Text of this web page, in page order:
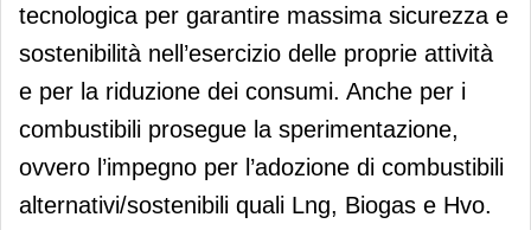
tecnologica per garantire massima sicurezza e
sostenibilità nell’esercizio delle proprie attività
e per la riduzione dei consumi. Anche per i
combustibili prosegue la sperimentazione,
ovvero l’impegno per l’adozione di combustibili
alternativi/sostenibili quali Lng, Biogas e Hvo.